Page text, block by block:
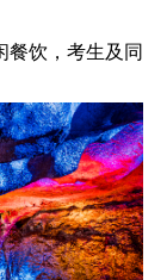
餐饮，考生及同